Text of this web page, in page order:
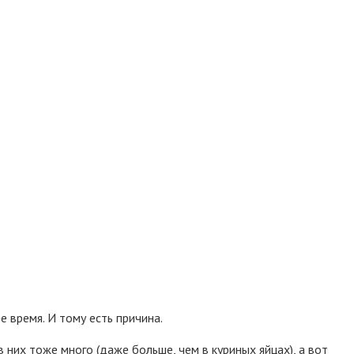
время. И тому есть причина.
тоже много (даже больше, чем в куриных яйцах), а вот